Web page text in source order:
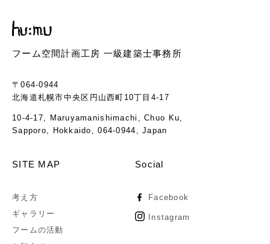
フーム空間計画工房 一級建築士事務所
〒064-0944
北海道札幌市中央区円山西町10丁目4-17
10-4-17, Maruyamanishimachi, Chuo Ku,
Sapporo, Hokkaido, 064-0944, Japan
SITE MAP
考え方
ギャラリー
フームの活動
Social
Facebook
Instagram